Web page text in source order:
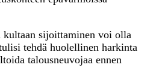
kultaan sijoittaminen voi olla
tehdä huolellinen harkinta
talousneuvojaa ennen